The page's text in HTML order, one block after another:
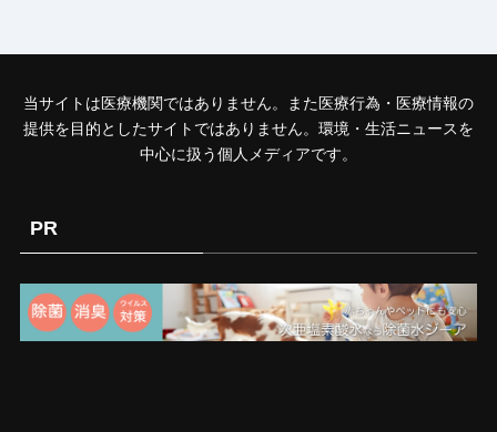
当サイトは医療機関ではありません。また医療行為・医療情報の
提供を目的としたサイトではありません。環境・生活ニュースを
中心に扱う個人メディアです。
PR